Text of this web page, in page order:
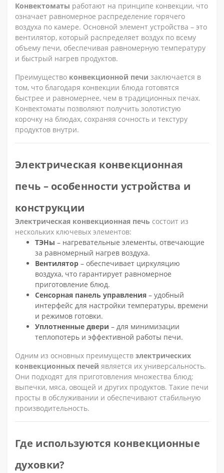
Конвектоматы работают на принципе конвекции, что
означает равномерное распределение горячего
воздуха по камере. Основной элемент устройства – это
вентилятор, который распределяет воздух по всему
объему печи, обеспечивая равномерную температуру
и быстрый нагрев продуктов.
Преимущество конвекционной печи заключается в
том, что благодаря конвекции блюда готовятся
быстрее и равномернее, чем в традиционных печах.
Конвектоматы позволяют получить золотистую
корочку на блюдах, сохраняя сочность и текстуру
продуктов внутри.
Электрическая конвекционная
печь – особенности устройства и
конструкции
Электрическая конвекционная печь состоит из
нескольких ключевых элементов:
ТЭНы – нагревательные элементы, отвечающие
за равномерный нагрев воздуха.
Вентилятор – обеспечивает циркуляцию
воздуха, что гарантирует равномерное
приготовление блюд.
Сенсорная панель управления – удобный
интерфейс для настройки температуры, времени
и режимов готовки.
Уплотненные двери – для минимизации
теплопотерь и эффективной работы печи.
Одним из основных преимуществ электрических
конвекционных печей является их универсальность.
Они подходят для приготовления множества блюд:
выпечки, мяса, овощей и других продуктов. Такие печи
просты в обслуживании и обеспечивают стабильную
производительность.
Где используются конвекционные
духовки?